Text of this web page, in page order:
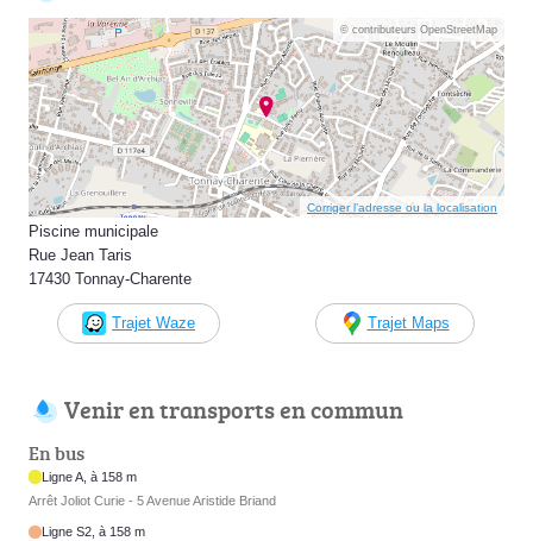
© contributeurs OpenStreetMap
Corriger l’adresse ou la localisation
Piscine municipale
Rue Jean Taris
17430 Tonnay-Charente
Trajet Waze Trajet Maps
Venir en transports en commun
En bus
Ligne A, à 158 m
Arrêt Joliot Curie - 5 Avenue Aristide Briand
Ligne S2, à 158 m